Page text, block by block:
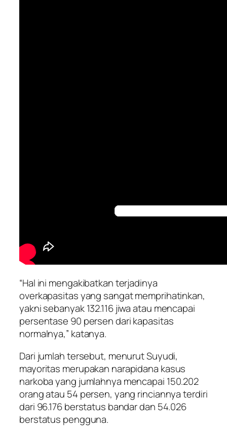
“Hal ini mengakibatkan terjadinya
overkapasitas yang sangat memprihatinkan,
yakni sebanyak 132.116 jiwa atau mencapai
persentase 90 persen dari kapasitas
normalnya,” katanya.
Dari jumlah tersebut, menurut Suyudi,
mayoritas merupakan narapidana kasus
narkoba yang jumlahnya mencapai 150.202
orang atau 54 persen, yang rinciannya terdiri
dari 96.176 berstatus bandar dan 54.026
berstatus pengguna.